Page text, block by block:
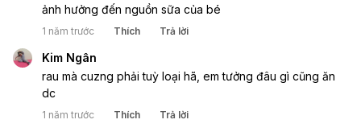
ảnh hưởng đến nguồn sữa của bé
1 năm trước Thích Trả lời
Kim Ngân
rau mà cuzng phải tuỳ loại hã, em tưởng đâu gì cũng ăn
dc
1 năm trước Thích Trả lời